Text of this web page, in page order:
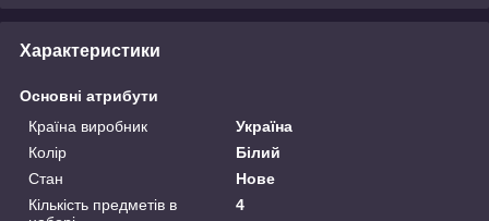
Характеристики
Основні атрибути
Країна виробник
Україна
Колір
Білий
Стан
Нове
Кількість предметів в
4